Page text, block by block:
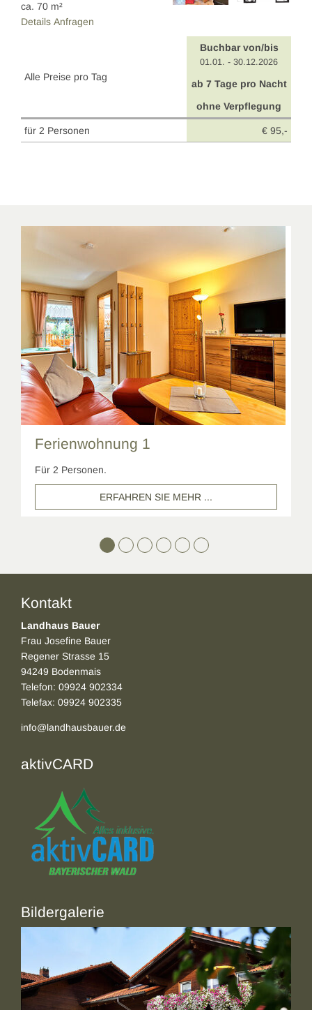
ca. 70 m²
Details Anfragen
Alle Preise pro Tag
Buchbar von/bis
01.01. - 30.12.2026
ab 7 Tage pro Nacht
ohne Verpflegung
für 2 Personen € 95,-
Ferienwohnung 1
Für 2 Personen.
ERFAHREN SIE MEHR ...
Kontakt
Landhaus Bauer
Frau Josefine Bauer
Regener Strasse 15
94249 Bodenmais
Telefon: 09924 902334
Telefax: 09924 902335
info@landhausbauer.de
aktivCARD
Bildergalerie